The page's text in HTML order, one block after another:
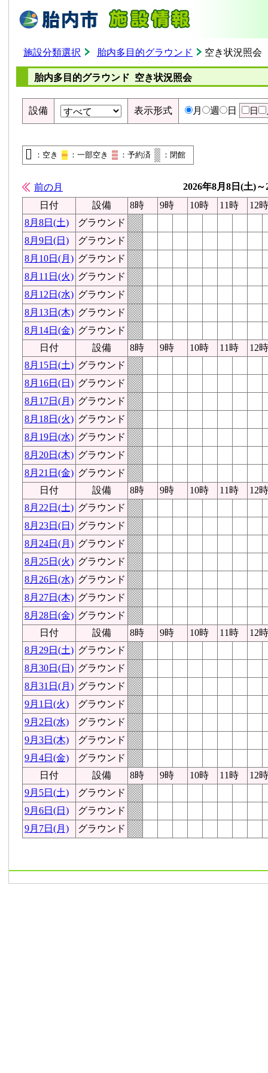
施設分類選択 胎内多目的グラウンド 空き状況照会
胎内多目的グラウンド 空き状況照会
設備 表示形式 月 週 日 日
：空き ：一部空き ：予約済 ：閉館
前の月
2026年8月8日(土)
日付
設備 8時 9時 10時 11時
12時
8月8日(土)
グラウンド
8月9日(日)
グラウンド
8月10日(月) グラウンド
8月11日(火) グラウンド
8月12日(水) グラウンド
8月13日(木) グラウンド
8月14日(金) グラウンド
日付
設備 8時 9時 10時 11時
12時
8月15日(土) グラウンド
8月16日(日) グラウンド
8月17日(月) グラウンド
8月18日(火) グラウンド
8月19日(水) グラウンド
8月20日(木) グラウンド
8月21日(金) グラウンド
日付
設備 8時 9時 10時 11時
12時
8月22日(土) グラウンド
8月23日(日) グラウンド
8月24日(月) グラウンド
8月25日(火) グラウンド
8月26日(水) グラウンド
8月27日(木) グラウンド
8月28日(金) グラウンド
日付
設備 8時 9時 10時 11時
12時
8月29日(土) グラウンド
8月30日(日) グラウンド
8月31日(月) グラウンド
9月1日(火)
グラウンド
9月2日(水)
グラウンド
9月3日(木)
グラウンド
9月4日(金)
グラウンド
日付
設備 8時 9時 10時 11時
12時
9月5日(土)
グラウンド
9月6日(日)
グラウンド
9月7日(月)
グラウンド